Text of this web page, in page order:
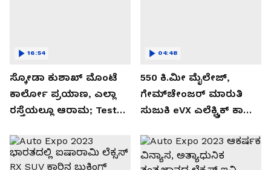
ಸ್ಕೋಡಾ ಕುಶಾಖ್ ಮೊಂಟೆ
ಕಾರ್ಲೋ ಪ್ರಯಾಣ, ಎಲ್ಲಾ
ರಸ್ತೆಯಲ್ಲೂ ಆರಾಮ; Test
16:54
550 ಕಿ.ಮೀ ಮೈಲೇಜ್,
ಗೇಮ್‌ಚೇಂಜರ್ ಮಾರುತಿ
ಸುಜುಕಿ eVX ಎಲೆಕ್ಟ್ರಿಕ್ ಕಾರು
04:48